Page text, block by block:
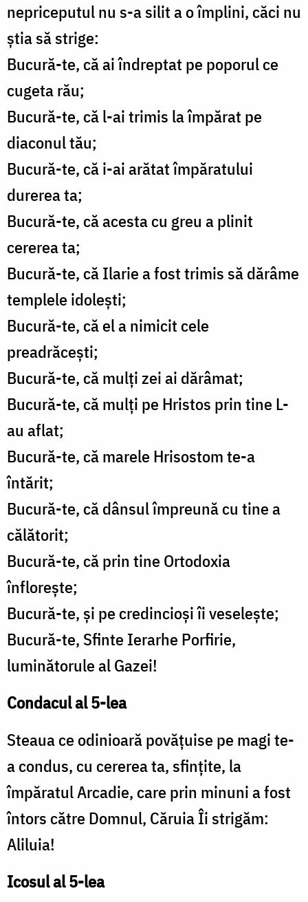
nepriceputul nu s-a silit a o împlini, căci nu
știa să strige:
Bucură-te, că ai îndreptat pe poporul ce
cugeta rău;
Bucură-te, că l-ai trimis la împărat pe
diaconul tău;
Bucură-te, că i-ai arătat împăratului
durerea ta;
Bucură-te, că acesta cu greu a plinit
cererea ta;
Bucură-te, că Ilarie a fost trimis să dărâme
templele idolești;
Bucură-te, că el a nimicit cele
preadrăcești;
Bucură-te, că mulți zei ai dărâmat;
Bucură-te, că mulți pe Hristos prin tine L-
au aflat;
Bucură-te, că marele Hrisostom te-a
întărit;
Bucură-te, că dânsul împreună cu tine a
călătorit;
Bucură-te, că prin tine Ortodoxia
înflorește;
Bucură-te, și pe credincioși îi veselește;
Bucură-te, Sfinte Ierarhe Porfirie,
luminătorule al Gazei!
Condacul al 5-lea
Steaua ce odinioară povățuise pe magi te-
a condus, cu cererea ta, sfințite, la
împăratul Arcadie, care prin minuni a fost
întors către Domnul, Căruia Îi strigăm:
Aliluia!
Icosul al 5-lea